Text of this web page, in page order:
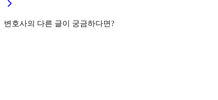
변호사의 다른 글이 궁금하다면?